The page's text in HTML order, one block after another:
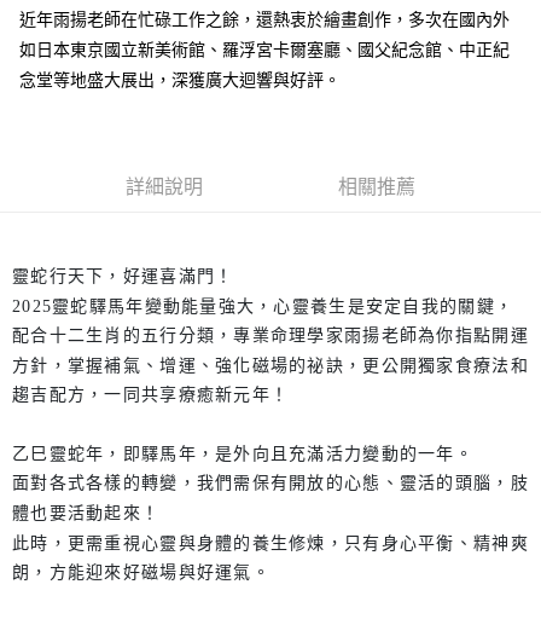
近年雨揚老師在忙碌工作之餘，還熱衷於繪畫創作，多次在國內外
如日本東京國立新美術館、羅浮宮卡爾塞廳、國父紀念館、中正紀
念堂等地盛大展出，深獲廣大迴響與好評。
詳細說明 相關推薦
靈蛇行天下，好運喜滿門！
2025靈蛇驛馬年變動能量強大，心靈養生是安定自我的關鍵，
配合十二生肖的五行分類，專業命理學家雨揚老師為你指點開運
方針，掌握補氣、增運、強化磁場的祕訣，更公開獨家食療法和
趨吉配方，一同共享療癒新元年！
乙巳靈蛇年，即驛馬年，是外向且充滿活力變動的一年。
面對各式各樣的轉變，我們需保有開放的心態、靈活的頭腦，肢
體也要活動起來！
此時，更需重視心靈與身體的養生修煉，只有身心平衡、精神爽
朗，方能迎來好磁場與好運氣。